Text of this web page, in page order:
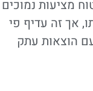
מציעות נמוכים
אך זה עדיף פי
הוצאות עתק